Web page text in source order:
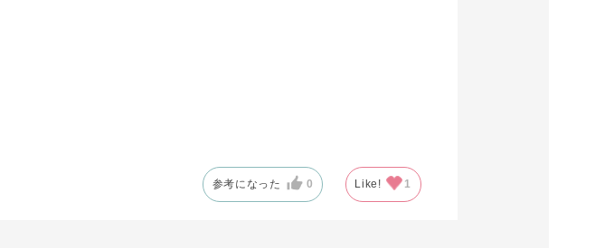
参考になった 0 Like! 1